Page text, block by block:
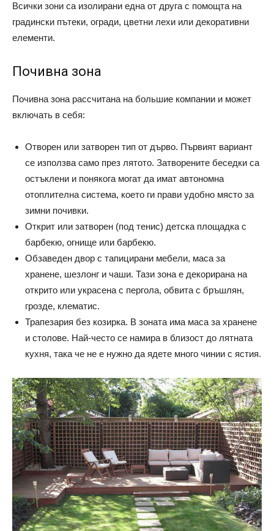
Всички зони са изолирани една от друга с помощта на
градински пътеки, огради, цветни лехи или декоративни
елементи.
Почивна зона
Почивна зона рассчитана на большие компании и может
включать в себя:
Отворен или затворен тип от дърво. Първият вариант
се използва само през лятото. Затворените беседки са
остъклени и понякога могат да имат автономна
отоплителна система, което ги прави удобно място за
зимни почивки.
Открит или затворен (под тенис) детска площадка с
барбекю, огнище или барбекю.
Обзаведен двор с тапицирани мебели, маса за
хранене, шезлонг и чаши. Тази зона е декорирана на
открито или украсена с пергола, обвита с бръшлян,
грозде, клематис.
Трапезария без козирка. В зоната има маса за хранене
и столове. Най-често се намира в близост до лятната
кухня, така че не е нужно да ядете много чинии с ястия.